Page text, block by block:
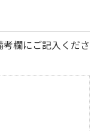
欄にご記入くださ